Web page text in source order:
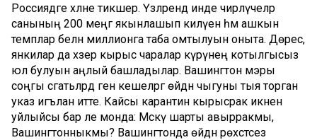
Россиядәге хәлне тикшерә. Үзләрендә инде чирләүчеләр
санының 200 меңгә якынлашып килүен һәм ашкын
темплар белән миллионга таба омтылуын оныта. Дөрес,
янкилар да хәзер кырыс чаралар күрүнең котылгысыз
юл булуын аңлый башладылар. Вашингтон мэры
соңгы сәгатьләрдә генә кешеләргә өйдән чыгуны тыя торган
указ игълан итте. Кайсы карантин кырысрак икәнен
уйлыйсы бар әле монда: Мәскәү шарты авырракмы,
Вашингтонныкмы? Вашингтонда өйдән рөхсәтсез